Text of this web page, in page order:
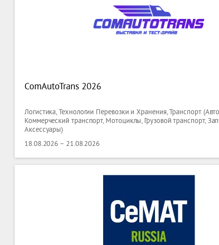
ComAutoTrans 2026
Логистика, Технологии Перевозки и Хранения, Транспорт
Коммерческий транспорт, Мотоциклы, Грузовой транспорт,
Аксессуары)
18.08.2026 – 21.08.2026